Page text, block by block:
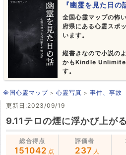
『幽霊を見た日の
全国心霊マップの怖
府県にある心霊スポ
います。
縦書きなので小説の
かもKindle
す。
全国心霊マップ 心霊写真
事件、事故
更新日:2023/09/19
9.11テロの煙に浮かび上が
総合得点
151042 点
評価者
237 人